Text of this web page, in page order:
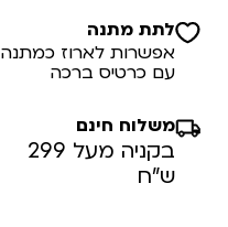
לתת מתנה
אפשרות לארוז כמתנה
עם כרטיס ברכה
משלוח חינם
בקניה מעל 299
ש”ח